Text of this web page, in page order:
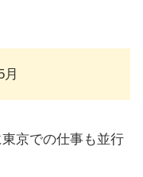
京での仕事も並行